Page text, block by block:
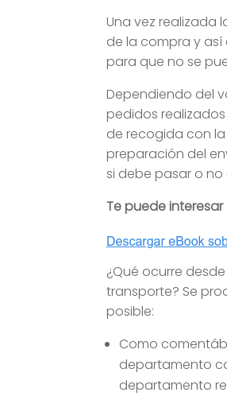
Una vez realizada
de la compra y
para que no se
Dependiendo del
pedidos
de recogida con
preparación del
si debe pasar o
Te puede interesar
¿Qué ocurre
transporte? Se
posible:
Como
departamento
departamento